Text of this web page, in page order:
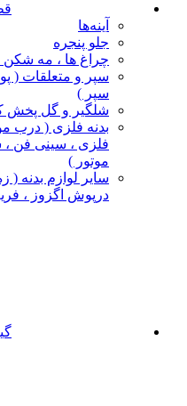
آینه‌ها
جلو پنجره
چراغ‌ ها ، مه‌ شکن
سپر و متعلقات (
سپر )
شلگیر و گل‌ پخش‌
بدنه فلزی ( درب
فلزی ، سینی فن ،
موتور )
سایر لوازم بدنه (
درپوش اگزوز ،